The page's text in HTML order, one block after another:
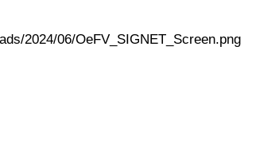
2024/06/OeFV_SIGNET_Screen.png